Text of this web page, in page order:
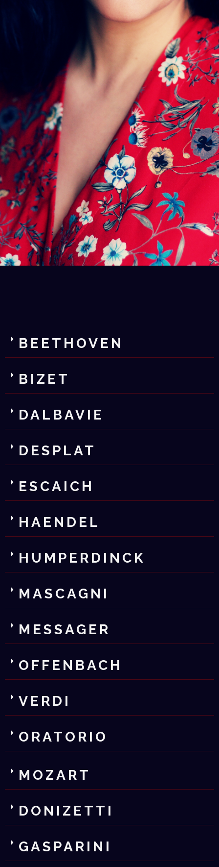
BEETHOVEN
BIZET
DALBAVIE
DESPLAT
ESCAICH
HAENDEL
HUMPERDINCK
MASCAGNI
MESSAGER
OFFENBACH
VERDI
ORATORIO
MOZART
DONIZETTI
GASPARINI